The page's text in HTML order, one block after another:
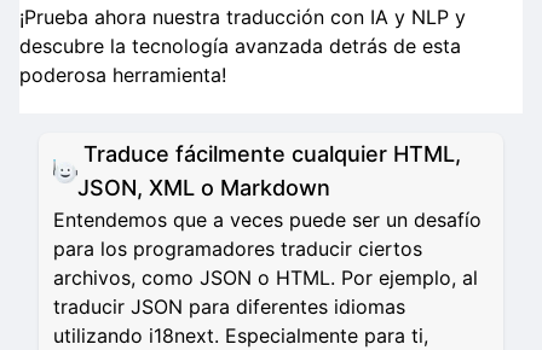
¡Prueba ahora nuestra traducción con IA y NLP y
descubre la tecnología avanzada detrás de esta
poderosa herramienta!
Traduce fácilmente cualquier HTML,
JSON, XML o Markdown
Entendemos que a veces puede ser un desafío
para los programadores traducir ciertos
archivos, como JSON o HTML. Por ejemplo, al
traducir JSON para diferentes idiomas
utilizando i18next. Especialmente para ti,